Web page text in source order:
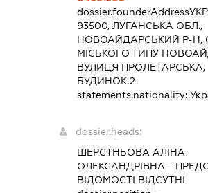
dossier.founderAddress
93500, ЛУГАНСЬКА ОБЛ.,
НОВОАЙДАРСЬКИЙ Р-Н,
МІСЬКОГО ТИПУ
ВУЛИЦЯ ПРОЛЕТАРСЬКА,
БУДИНОК 2
statements.nationality:
dossier.heads:
ШЕРСТНЬОВА АЛІНА
ОЛЕКСАНДРІВНА -
ВІДОМОСТІ ВІДСУТНІ